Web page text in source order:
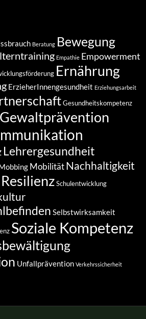
Beratung Bewegung
Empathie Empowerment
Ernährung
ErzieherInnengesundheit Erziehungsarbeit
Gesundheitskompetenz
Gewaltprävention
Lehrergesundheit
MobilitätNachhaltigkeit
ResilienzSchulentwicklung
Selbstwirksamkeit
Soziale Kompetenz
Unfallprävention Verkehrssicherheit